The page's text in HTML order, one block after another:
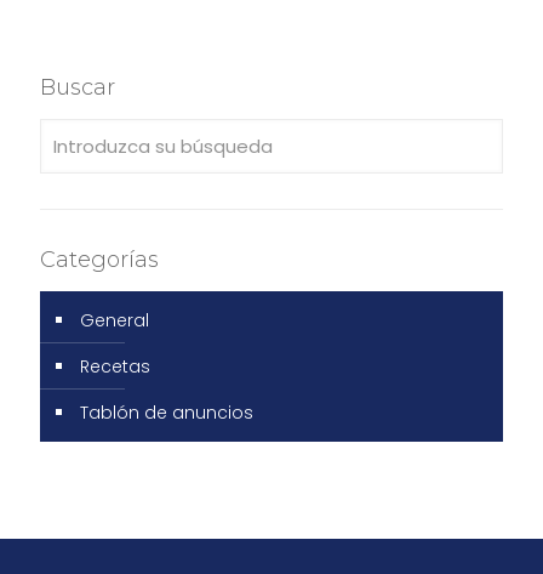
Buscar
Categorías
General
Recetas
Tablón de anuncios